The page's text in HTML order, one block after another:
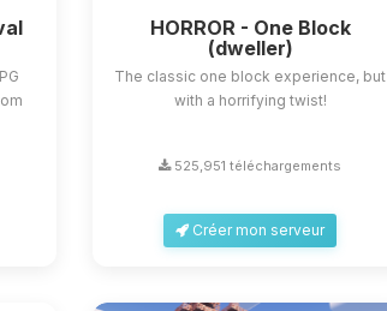
HORROR - One Block
(dweller)
The classic one block experience, but
with a horrifying twist!
525,951 téléchargements
Créer mon serveur